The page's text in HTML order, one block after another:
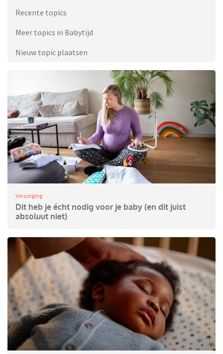
Recente topics
Meer topics in Babytijd
Nieuw topic plaatsen
Verzorging
Dit heb je écht nodig voor je baby (en dit juist
absoluut niet)